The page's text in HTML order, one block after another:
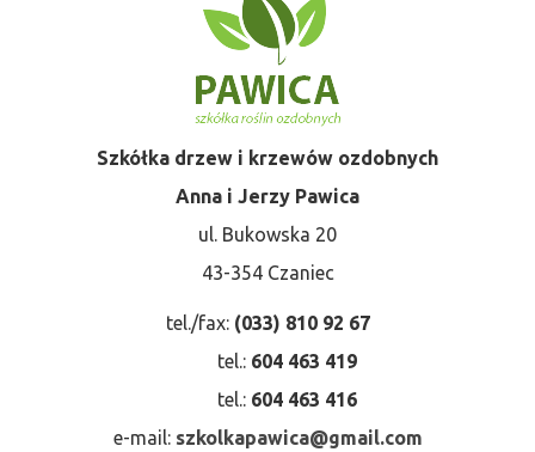
Szkółka drzew i krzewów ozdobnych
Anna i Jerzy Pawica
ul. Bukowska 20
43-354 Czaniec
tel./fax:(033) 810 92 67
tel.:604 463 419
tel.:604 463 416
e-mail: szkolkapawica@gmail.com